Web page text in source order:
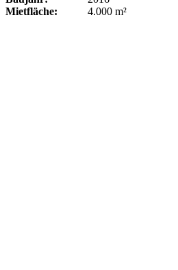
Mietfläche:
4.000 m²